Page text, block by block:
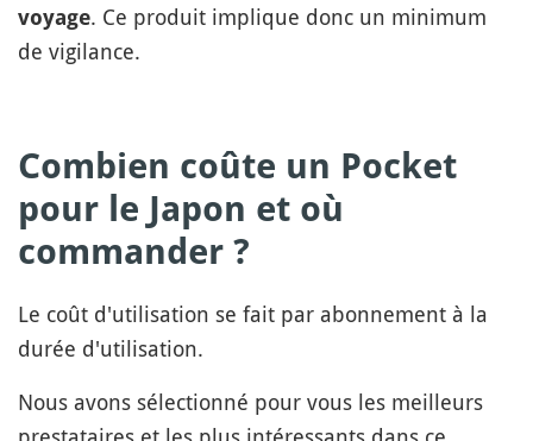
voyage. Ce produit implique donc un minimum
de vigilance.
Combien coûte un Pocket
pour le Japon et où
commander ?
Le coût d'utilisation se fait par abonnement à la
durée d'utilisation.
Nous avons sélectionné pour vous les meilleurs